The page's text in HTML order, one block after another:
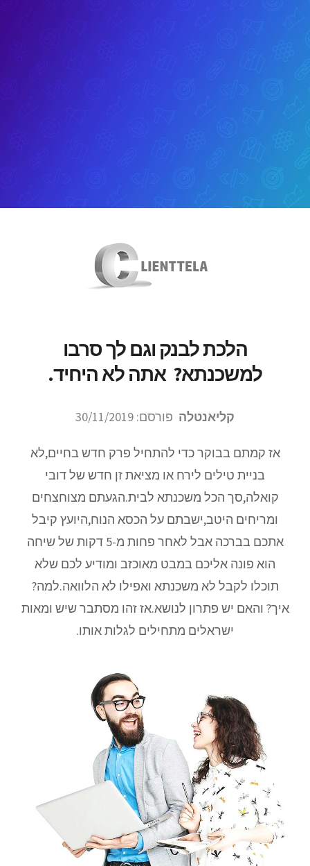
הלכת לבנק וגם לך סרבו
למשכנתא? אתה לא היחיד.
קליאנטלה פורסם: 30/11/2019
אז קמתם בבוקר כדי להתחיל פרק חדש בחיים,לא
בניית טילים לירח או מציאת זן חדש של דובי
קואלה,סך הכל משכנתא לבית.הגעתם מצוחצחים
ומריחים היטב,ישבתם על הכסא הנוח,היועץ קיבל
אתכם בברכה אבל לאחר פחות מ-5 דקות של שיחה
הוא פונה אליכם במבט מאוכזב ומודיע לכם שלא
תוכלו לקבל לא משכנתא ואפילו לא הלוואה.למה?
איך? והאם יש פתרון לנושא.אז זהו מסתבר שיש ומאות
ישראלים מתחילים לגלות אותו.